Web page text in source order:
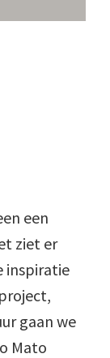
een
ziet er
inspiratie
gaan we
Mato